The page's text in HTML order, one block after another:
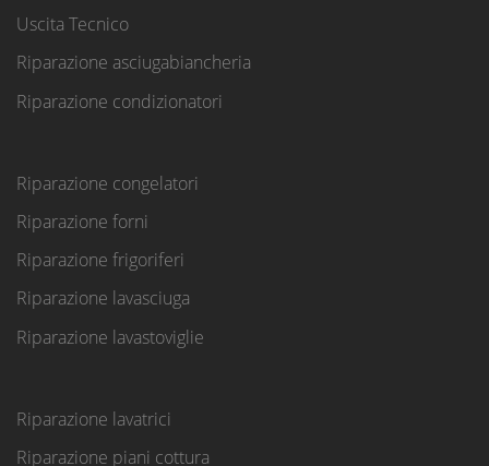
Uscita Tecnico
Riparazione asciugabiancheria
Riparazione condizionatori
Riparazione congelatori
Riparazione forni
Riparazione frigoriferi
Riparazione lavasciuga
Riparazione lavastoviglie
Riparazione lavatrici
Riparazione piani cottura